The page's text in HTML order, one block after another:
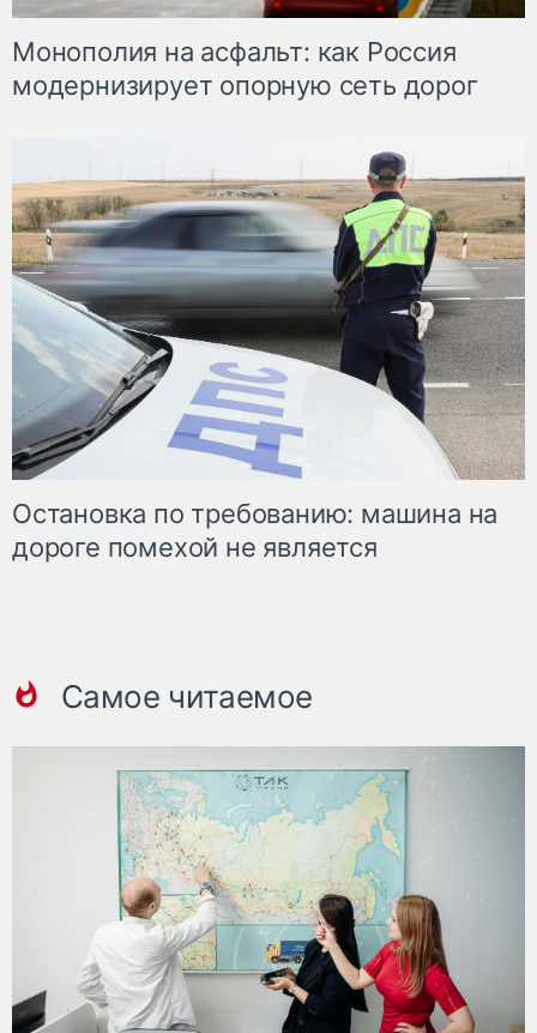
Монополия на асфальт: как Россия
модернизирует опорную сеть дорог
Остановка по требованию: машина на
дороге помехой не является
Самое читаемое